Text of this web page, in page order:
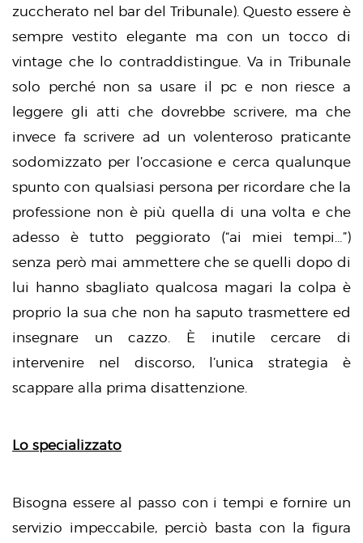
zuccherato nel bar del Tribunale). Questo essere è
sempre vestito elegante ma con un tocco di
vintage che lo contraddistingue. Va in Tribunale
solo perché non sa usare il pc e non riesce a
leggere gli atti che dovrebbe scrivere, ma che
invece fa scrivere ad un volenteroso praticante
sodomizzato per l’occasione e cerca qualunque
spunto con qualsiasi persona per ricordare che la
professione non è più quella di una volta e che
adesso è tutto peggiorato (“ai miei tempi…”)
senza però mai ammettere che se quelli dopo di
lui hanno sbagliato qualcosa magari la colpa è
proprio la sua che non ha saputo trasmettere ed
insegnare un cazzo. È inutile cercare di
intervenire nel discorso, l’unica strategia è
scappare alla prima disattenzione.
Lo specializzato
Bisogna essere al passo con i tempi e fornire un
servizio impeccabile, perciò basta con la figura